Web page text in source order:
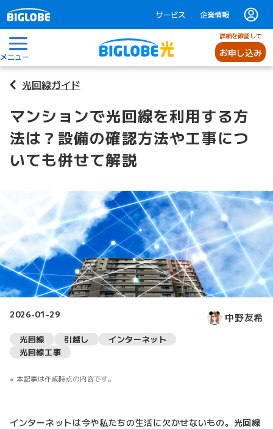
サービス 企業情報
メニュー
詳細を確認して
お申し込み
光回線ガイド
マンションで光回線を利用する方
法は？設備の確認方法や工事につ
いても併せて解説
2026-01-29 中野友希
光回線 引越し
インターネット
光回線工事
本記事は作成時点の内容です。
インターネットは今や私たちの生活に欠かせないもの。光回線